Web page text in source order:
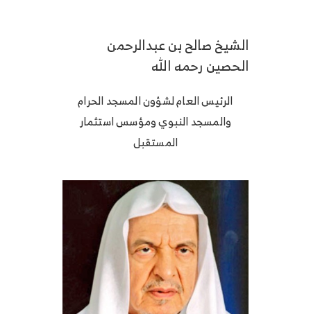
الشيخ صالح بن عبدالرحمن
الحصين رحمه الله
الرئيس العام لشؤون المسجد الحرام
والمسجد النبوي ومؤسس استثمار
المستقبل